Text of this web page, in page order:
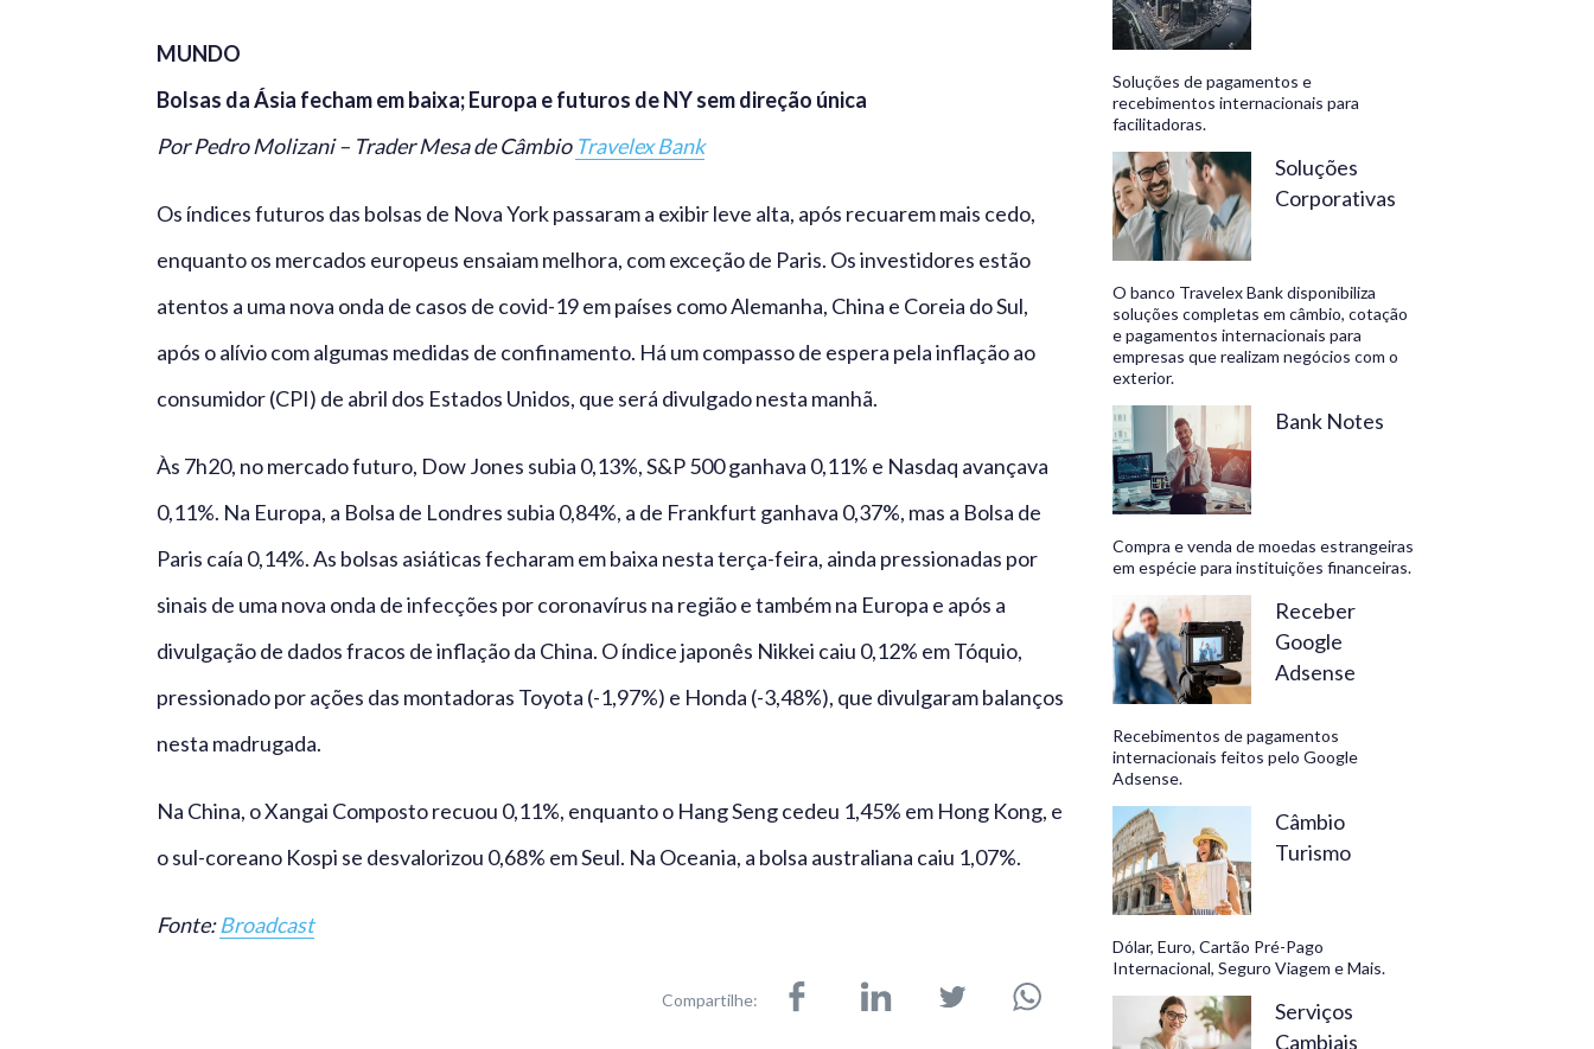
MUNDO
Bolsas da Ásia fecham em baixa; Europa e futuros de NY sem direção única
Por Pedro Molizani – Trader Mesa de Câmbio Travelex Bank
Os índices futuros das bolsas de Nova York passaram a exibir leve alta, após recuarem mais cedo,
enquanto os mercados europeus ensaiam melhora, com exceção de Paris. Os investidores estão
atentos a uma nova onda de casos de covid-19 em países como Alemanha, China e Coreia do Sul,
após o alívio com algumas medidas de confinamento. Há um compasso de espera pela inflação ao
consumidor (CPI) de abril dos Estados Unidos, que será divulgado nesta manhã.
Às 7h20, no mercado futuro, Dow Jones subia 0,13%, S&P 500 ganhava 0,11% e Nasdaq avançava
0,11%. Na Europa, a Bolsa de Londres subia 0,84%, a de Frankfurt ganhava 0,37%, mas a Bolsa de
Paris caía 0,14%. As bolsas asiáticas fecharam em baixa nesta terça-feira, ainda pressionadas por
sinais de uma nova onda de infecções por coronavírus na região e também na Europa e após a
divulgação de dados fracos de inflação da China. O índice japonês Nikkei caiu 0,12% em Tóquio,
pressionado por ações das montadoras Toyota (-1,97%) e Honda (-3,48%), que divulgaram balanços
nesta madrugada.
Na China, o Xangai Composto recuou 0,11%, enquanto o Hang Seng cedeu 1,45% em Hong Kong, e
o sul-coreano Kospi se desvalorizou 0,68% em Seul. Na Oceania, a bolsa australiana caiu 1,07%.
Fonte:Broadcast
Compartilhe:
Soluções de pagamentos e
recebimentos internacionais para
facilitadoras.
Soluções
Corporativas
O banco Travelex Bank disponibiliza
soluções completas em câmbio, cotação
e pagamentos internacionais para
empresas que realizam negócios com o
exterior.
Bank Notes
Compra e venda de moedas estrangeiras
em espécie para instituições financeiras.
Receber
Google
Adsense
Recebimentos de pagamentos
internacionais feitos pelo Google
Adsense.
Câmbio
Turismo
Dólar, Euro, Cartão Pré-Pago
Internacional, Seguro Viagem e Mais.
Serviços
Cambiais